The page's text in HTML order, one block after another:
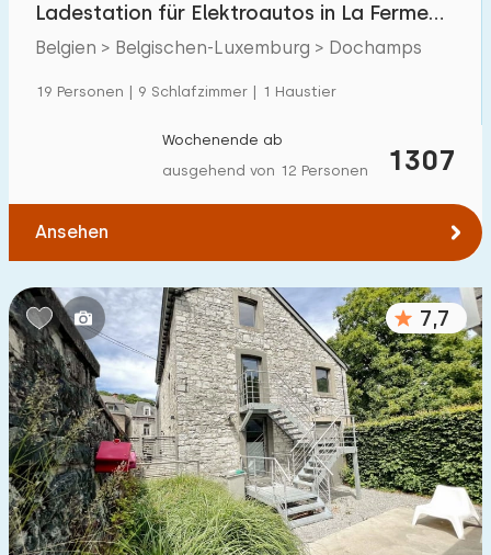
Ladestation für Elektroautos in La Ferme
Dochamps
Belgien > Belgischen-Luxemburg > Dochamps
19 Personen | 9 Schlafzimmer | 1 Haustier
1307
Wochenende ab
ausgehend von 12 Personen
Ansehen
7,7